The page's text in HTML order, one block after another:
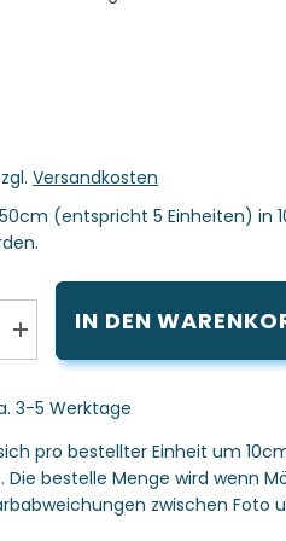
Versandkosten
(entspricht 5 Einheiten) in
Menge
erhöhen
Stoff
Swafing
Vanessa
IN DEN
3-5 Werktage
pro bestellter Einheit um
Die bestelle Menge wird wenn
zwischen Foto